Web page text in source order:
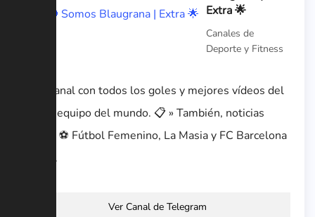
Extra 🌟
Canales de
Deporte y Fitness
📌 » Canal con todos los goles y mejores vídeos del
mejor equipo del mundo. 📋 » También, noticias
sobre: ⚽️ Fútbol Femenino, La Masia y FC Barcelona
B. 🏀...
Ver Canal de Telegram